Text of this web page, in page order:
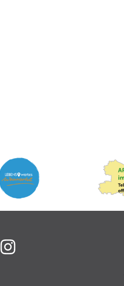
auf Facebook
auf Instagram